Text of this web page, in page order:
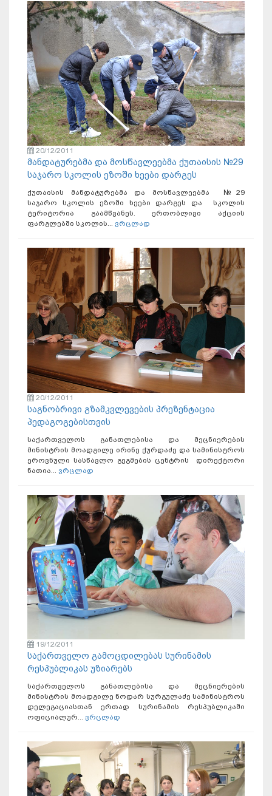
20/12/2011
მანდატურებმა და მოსწავლეებმა ქუთაისის №29
საჯარო სკოლის ეზოში ხეები დარგეს
ქუთაისის მანდატურებმა და მოსწავლეებმა №29
საჯარო სკოლის ეზოში ხეები დარგეს და სკოლის
ტერიტორია გაამწვანეს. ერთობლივი აქციის
ფარგლებში სკოლის... ვრცლად
20/12/2011
საგნობრივი გზამკვლევების პრეზენტაცია
პედაგოგებისთვის
საქართველოს განათლებისა და მეცნიერების
მინისტრის მოადგილე ირინე ქურდაძე და სამინისტროს
ეროვნული სასწავლო გეგმების ცენტრის დირექტორი
ნათია... ვრცლად
19/12/2011
საქართველო გამოცდილებას სურინამის
რესპუბლიკას უზიარებს
საქართველოს განათლებისა და მეცნიერების
მინისტრის მოადგილე ნოდარ სურგულაძე სამინისტროს
დელეგაციასთან ერთად სურინამის რესპუბლიკაში
ოფიციალურ... ვრცლად